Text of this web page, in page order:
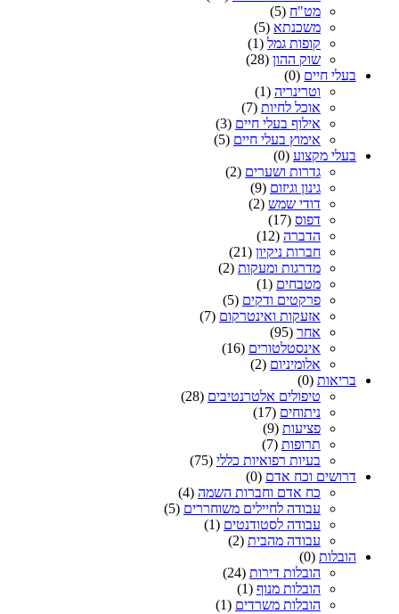
מט"ח (5)
משכנתא (5)
קופות גמל (1)
שוק ההון (28)
בעלי חיים (0)
וטרינריה (1)
אוכל לחיות (7)
אילוף בעלי חיים (3)
אימוץ בעלי חיים (5)
בעלי מקצוע (0)
גדרות ושערים (2)
גינון וגיזום (9)
דודי שמש (2)
דפוס (17)
הדברה (12)
חברות ניקיון (21)
מדרגות ומעקות (2)
מטבחים (1)
פרקטים ודקים (5)
אזעקות ואינטרקום (7)
אחר (95)
אינסטלטורים (16)
אלומיניום (2)
בריאות (0)
טיפולים אלטרנטיבים (28)
ניתוחים (17)
פציעות (9)
תרופות (7)
בעיות רפואיות כללי (75)
דרושים וכח אדם (0)
כח אדם וחברות השמה (4)
עבודה לחיילים משוחררים (5)
עבודה לסטודנטים (1)
עבודה מהבית (2)
הובלות (0)
הובלות דירות (24)
הובלות מנוף (1)
הובלות משרדים (1)